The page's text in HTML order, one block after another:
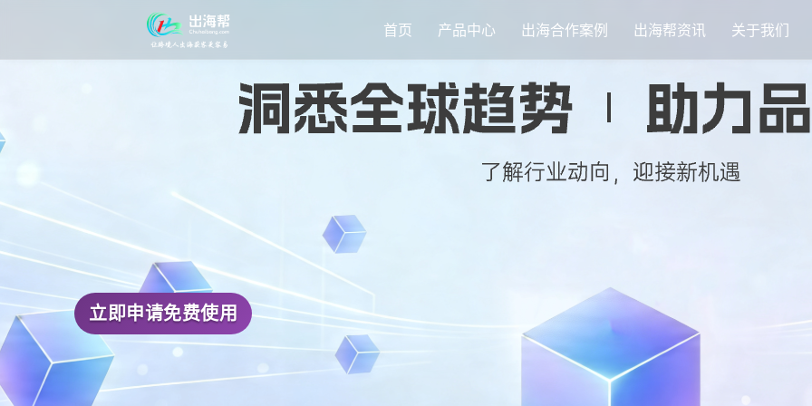
首页 产品中心 出海合作案例 出海帮资讯 关于我们
立即申请免费使用